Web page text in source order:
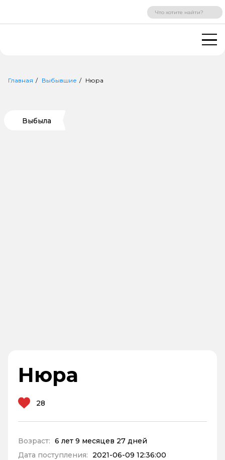
ВХОД РЕГИСТРАЦИЯ
Главная Выбывшие Нюра
Выбыла
Нюра
28
Возраст: 6 лет 9 месяцев 27 дней
Дата поступления:
2021-06-09 12:36:00